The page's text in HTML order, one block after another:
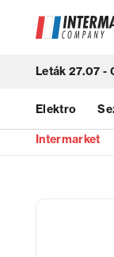
Leták 27.07
Elektro
Intermarket